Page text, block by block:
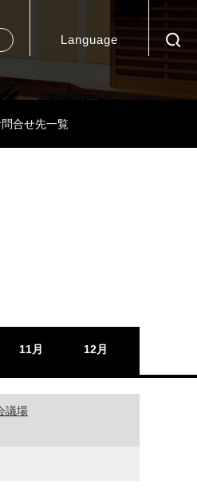
Language
問合せ先一覧
11月 12月
議場